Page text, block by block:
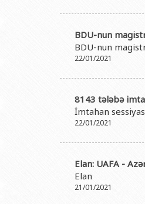
BDU-nun
BDU-nun
22/01/2021
8143 tələbə
İmtahan
22/01/2021
Elan: UAFA -
Elan
21/01/2021